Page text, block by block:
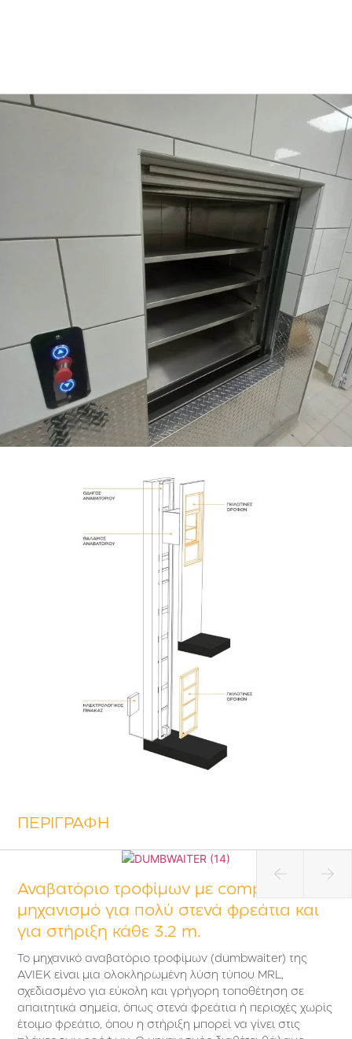
ΠΕΡΙΓΡΑΦΗ
Αναβατόριο τροφίμων με compact
μηχανισμό για πολύ στενά φρεάτια και
για στήριξη κάθε 3.2 m.
Το μηχανικό αναβατόριο τροφίμων (dumbwaiter) της
AVIEK είναι μια ολοκληρωμένη λύση τύπου MRL,
σχεδιασμένο για εύκολη και γρήγορη τοποθέτηση σε
απαιτητικά σημεία, όπως στενά φρεάτια ή περιοχές χωρίς
έτοιμο φρεάτιο, όπου η στήριξη μπορεί να γίνει στις